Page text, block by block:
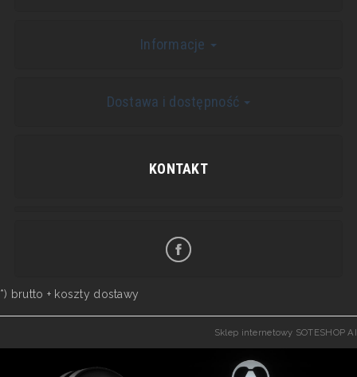
Informacje
Dostawa i dostępność
KONTAKT
*) brutto + koszty dostawy
Sklep internetowy SOTESHOP AI